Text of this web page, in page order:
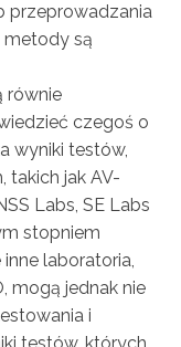
przeprowadzania
metody są
równie
czegoś o
wyniki testów,
takich jak AV-
Labs, SE Labs
stopniem
laboratoria,
mogą jednak nie
i